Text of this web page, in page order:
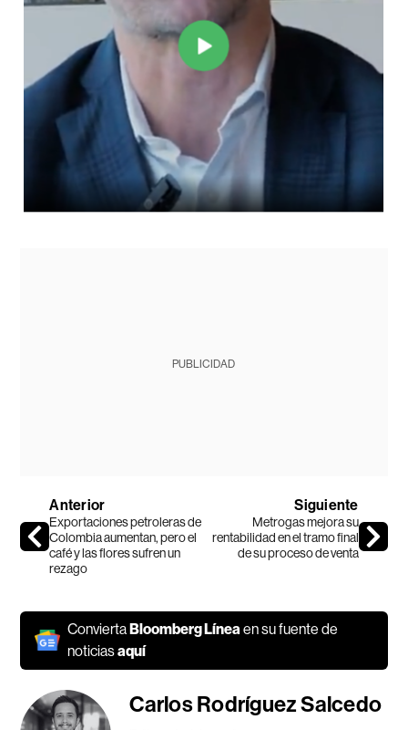
PUBLICIDAD
Anterior
Exportaciones petroleras de
Colombia aumentan, pero el
café y las flores sufren un
rezago
Siguiente
Metrogas mejora su
rentabilidad en el tramo final
de su proceso de venta
ConviertaBloomberg Línea en su fuente de
noticiasaquí
Carlos Rodríguez Salcedo